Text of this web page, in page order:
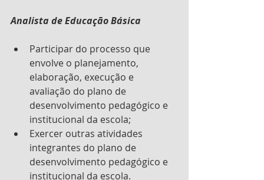
Analista de Educação Básica
Participar do processo que
envolve o planejamento,
elaboração, execução e
avaliação do plano de
desenvolvimento pedagógico e
institucional da escola;
Exercer outras atividades
integrantes do plano de
desenvolvimento pedagógico e
institucional da escola.